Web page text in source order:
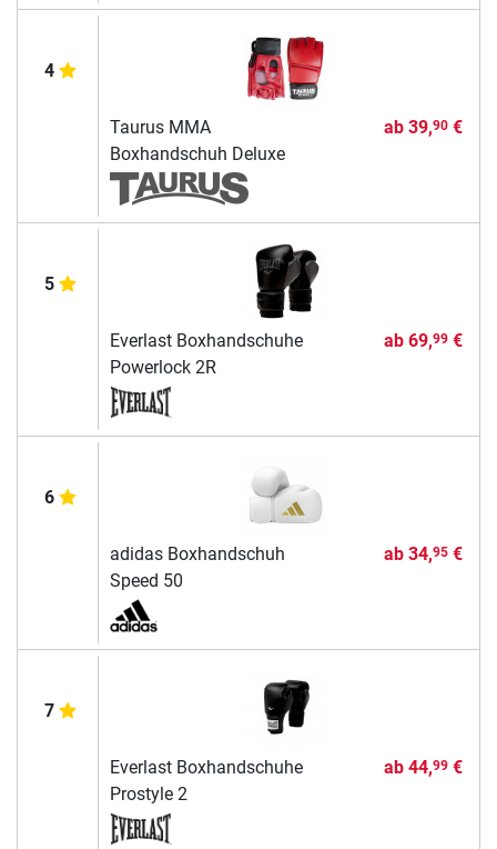
4
Taurus MMA
Boxhandschuh Deluxe
ab 39,90€
5
Everlast Boxhandschuhe
Powerlock 2R
ab 69,99€
6
adidas Boxhandschuh
Speed 50
ab 34,95€
7
Everlast Boxhandschuhe
Prostyle 2
ab 44,99€